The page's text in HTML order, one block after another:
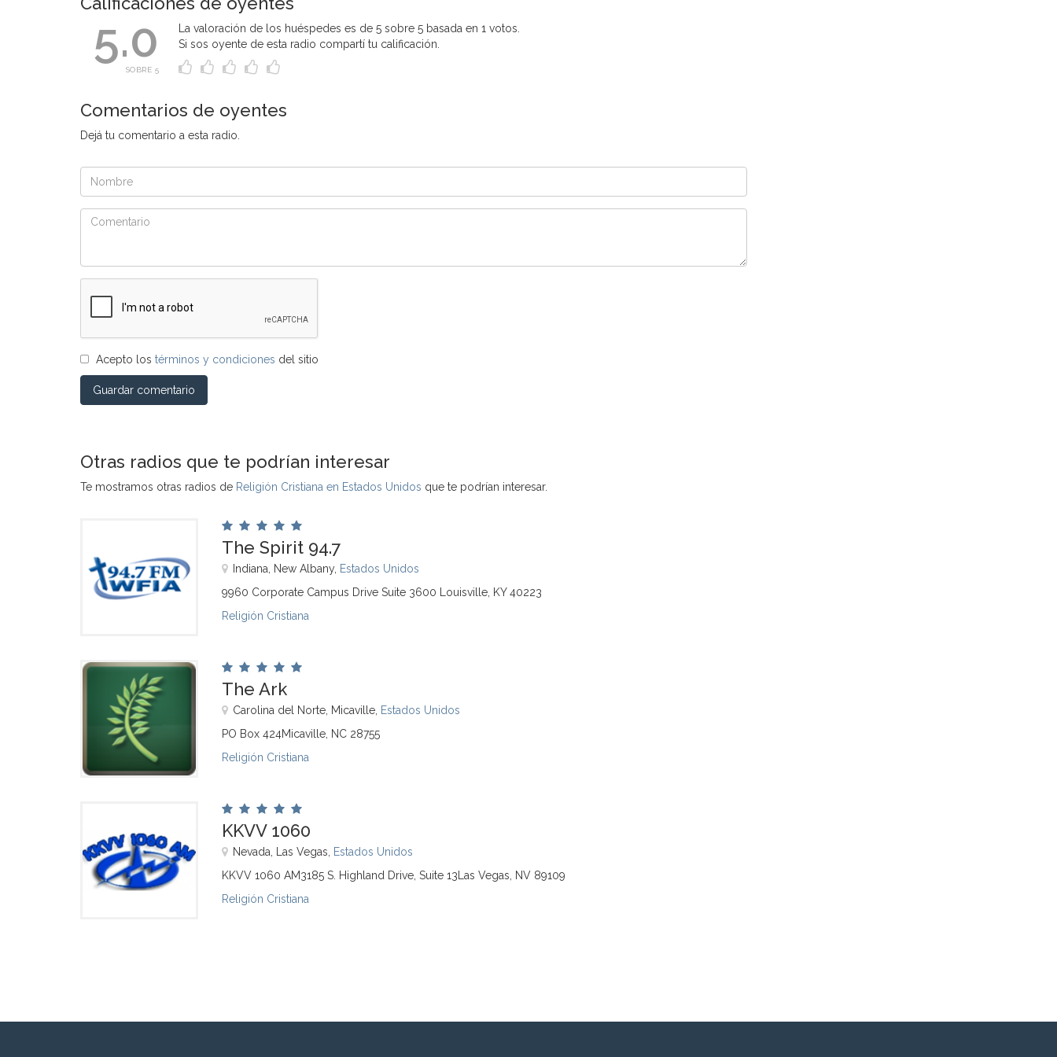
5.0
SOBRE 5
La valoración de los huéspedes es de 5 sobre 5 basada en 1 votos.
Si sos oyente de esta radio compartí tu calificación.
Comentarios de oyentes
Dejá tu comentario a esta radio.
Acepto los términos y condiciones del sitio
Guardar comentario
Otras radios que te podrían interesar
Te mostramos otras radios de Religión Cristiana en Estados Unidos que te podrían interesar.
The Spirit 94.7
Indiana, New Albany, Estados Unidos
9960 Corporate Campus Drive Suite 3600 Louisville, KY 40223
Religión Cristiana
The Ark
Carolina del Norte, Micaville, Estados Unidos
PO Box 424Micaville, NC 28755
Religión Cristiana
KKVV 1060
Nevada, Las Vegas,
Estados Unidos
KKVV 1060 AM3185 S. Highland Drive, Suite 13Las Vegas, NV 89109
Religión Cristiana